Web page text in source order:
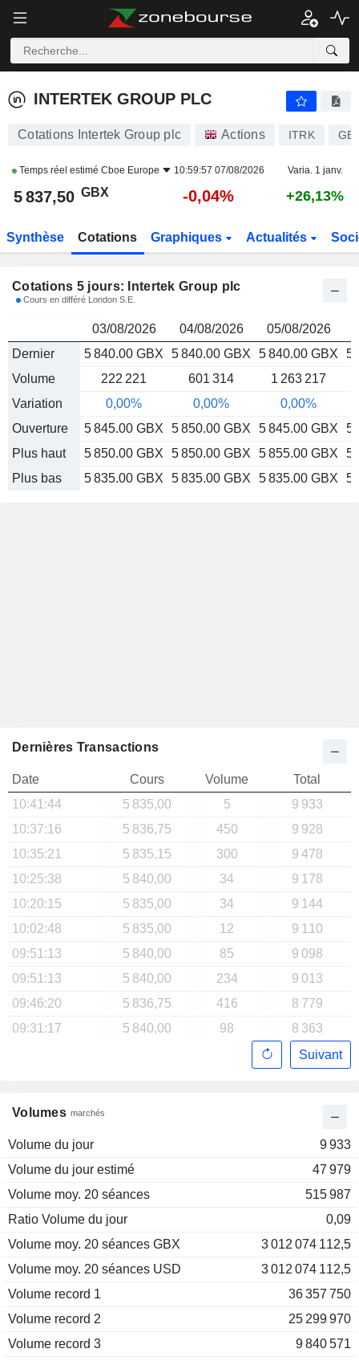
INTERTEK GROUP PLC 5 837,50
INTERTEK GROUP PLC
Cotations Intertek Group plc Actions ITRK
Temps réel estimé Cboe Europe 10:59:57 07/08/2026 Varia. 1 janv.
5 837,50 GBX -0,04% +26,13%
Synthèse Cotations Graphiques Actualités
Cotations 5 jours: Intertek Group plc
Cours en différé London S.E.
03/08/2026 04/08/2026 05/08/2026
Dernier
5 840.00 GBX 5 840.00 GBX 5 840.00 GBX
5
Volume
222 221 601 314 1 263 217
Variation
0,00% 0,00%
0,00%
Ouverture
5 845.00 GBX 5 850.00 GBX 5 845.00 GBX
5
Plus haut
5 850.00 GBX 5 850.00 GBX 5 855.00 GBX
5
Plus bas
5 835.00 GBX 5 835.00 GBX 5 835.00 GBX 5
Volumes marchés
Volume du jour
9 933
Volume du jour estimé
47 979
Volume moy. 20 séances
515 987
Ratio Volume du jour
0,09
Volume moy. 20 séances GBX
3 012 074 112,5
Volume moy. 20 séances USD
3 012 074 112,5
Volume record 1
36 357 750
Volume record 2
25 299 970
Volume record 3
9 840 571
Dernières Transactions
Date Cours Volume
Total
10:41:44
5 835,00 5
9 933
10:37:16
5 836,75 450
9 928
10:35:21
5 835,15 300
9 478
10:25:38
5 840,00 34
9 178
10:20:15
5 835,00 34
9 144
10:02:48
5 835,00 12
9 110
09:51:13
5 840,00 85
9 098
09:51:13
5 840,00 234
9 013
09:46:20
5 836,75 416
8 779
09:31:17
5 840,00 98
8 363
Suivant